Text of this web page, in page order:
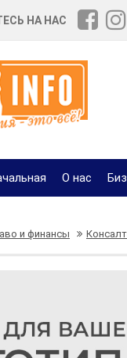
НА НАС
О нас
и финансы